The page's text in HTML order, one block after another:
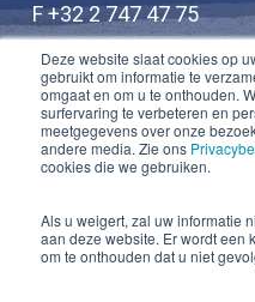
Deze website slaat cookies op
gebruikt om informatie te
omgaat en om u te onthouden.
surfervaring te verbeteren en
meetgegevens over onze
andere media. Zie ons
cookies die we gebruiken.
Als u weigert, zal uw informatie
aan deze website. Er wordt een
om te onthouden dat u niet
F +32 2 747 47 75
info@lauwers-law.be
© 2026